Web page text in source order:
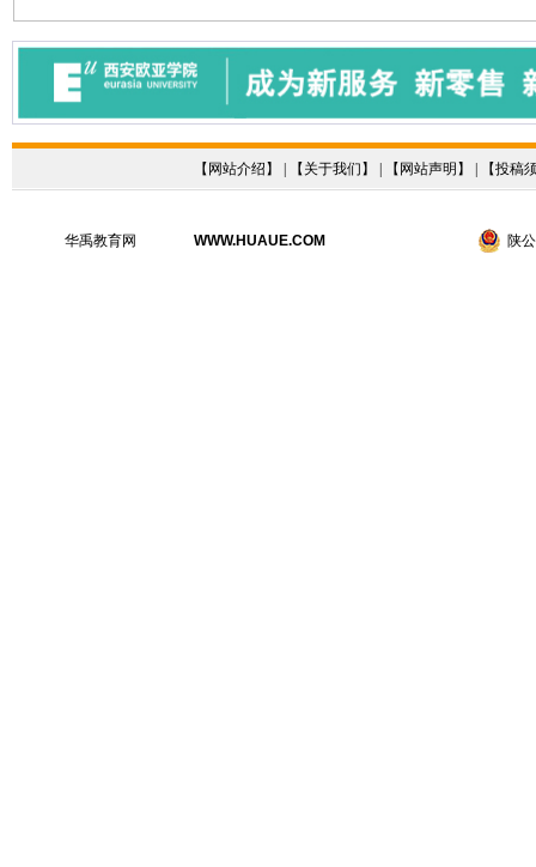
【 网站介绍 】 | 【 关于我们 】 | 【 网站声明 】 | 【投稿
华禹教育网 WWW.HUAUE.COM 陕